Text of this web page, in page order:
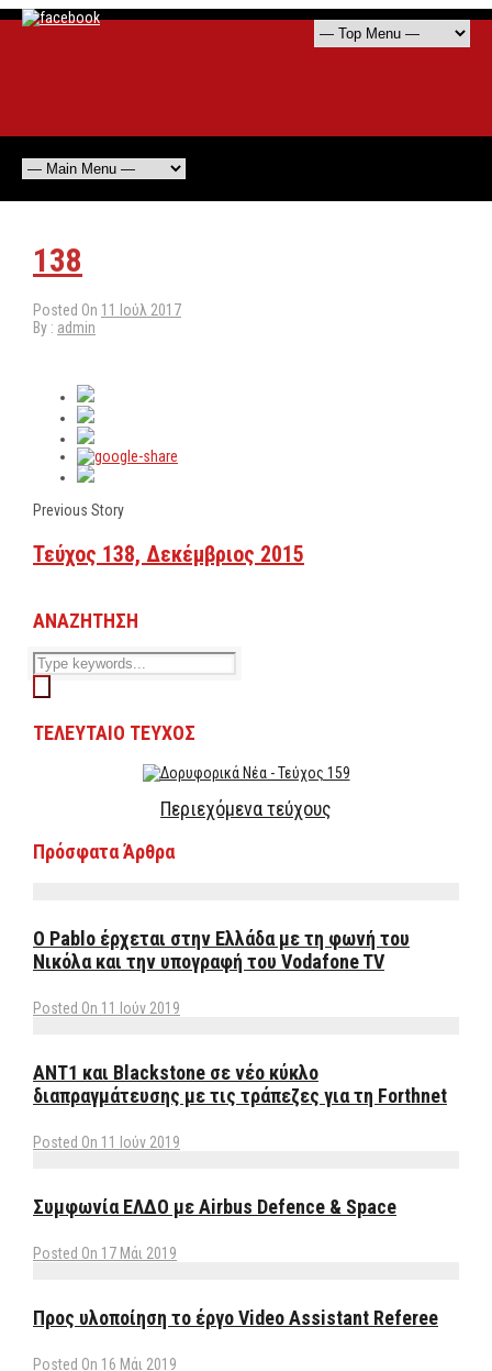
138
Posted On 11 Ιούλ 2017
By : admin
Previous Story
Τεύχος 138, Δεκέμβριος 2015
ΑΝΑΖΗΤΗΣΗ
ΤΕΛΕΥΤΑΙΟ ΤΕΥΧΟΣ
Περιεχόμενα τεύχους
Πρόσφατα Άρθρα
Ο Pablo έρχεται στην Ελλάδα με τη φωνή του
Νικόλα και την υπογραφή του Vodafone TV
Posted On 11 Ιούν 2019
ΑΝΤ1 και Blackstone σε νέο κύκλο
διαπραγμάτευσης με τις τράπεζες για τη Forthnet
Posted On 11 Ιούν 2019
Συμφωνία ΕΛΔΟ με Airbus Defence & Space
Posted On 17 Μάι 2019
Προς υλοποίηση το έργο Video Assistant Referee
Posted On 16 Μάι 2019